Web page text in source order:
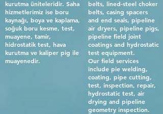
kurutma üniteleridir. Saha
hizmetlerimiz ise boru
kaynağı, boya ve kaplama,
soğuk boru kesme, test,
muayene, tamir,
hidrostatik test, hava
kurutma ve kaliper pig ile
muayenedir.
belts, lined-steel choker
belts, casing spacers
and end seals, pipeline
air dryers, pipeline pigs,
pipeline field joint
coatings and hydrostatic
test equipment.
Our field services
include pie welding,
coating, pipe cutting,
test, inspection, repair,
hydrostatic test, air
drying and pipeline
geometry inspection.